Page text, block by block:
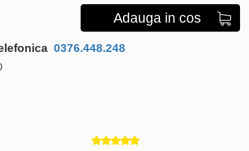
Adauga in cos
0376.448.248